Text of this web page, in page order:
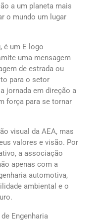
a um planeta mais
o mundo um lugar
é um E logo
uma mensagem
de estrada ou
para o setor
jornada em direção a
força para se tornar
visual da AEA, mas
valores e visão. Por
a associação
apenas com a
automotiva,
ambiental e o
Engenharia